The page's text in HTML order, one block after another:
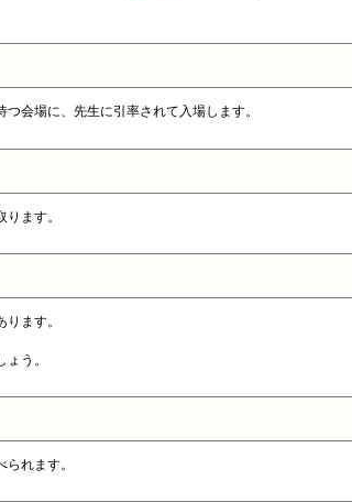
会場に、先生に引率されて入場します。
ます。
ます。
う。
れます。